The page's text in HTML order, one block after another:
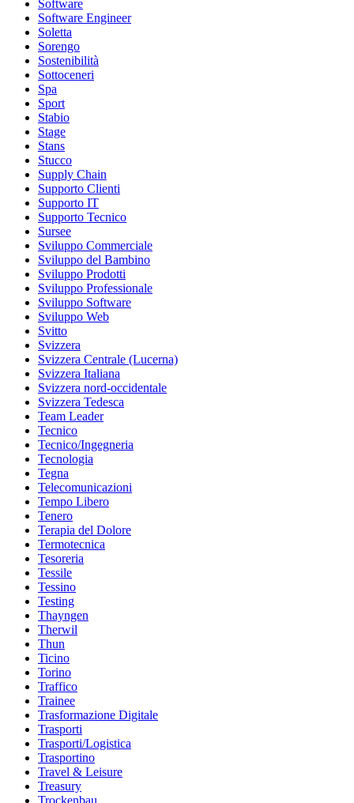
Software
Software Engineer
Soletta
Sorengo
Sostenibilità
Sottoceneri
Spa
Sport
Stabio
Stage
Stans
Stucco
Supply Chain
Supporto Clienti
Supporto IT
Supporto Tecnico
Sursee
Sviluppo Commerciale
Sviluppo del Bambino
Sviluppo Prodotti
Sviluppo Professionale
Sviluppo Software
Sviluppo Web
Svitto
Svizzera
Svizzera Centrale (Lucerna)
Svizzera Italiana
Svizzera nord-occidentale
Svizzera Tedesca
Team Leader
Tecnico
Tecnico/Ingegneria
Tecnologia
Tegna
Telecomunicazioni
Tempo Libero
Tenero
Terapia del Dolore
Termotecnica
Tesoreria
Tessile
Tessino
Testing
Thayngen
Therwil
Thun
Ticino
Torino
Traffico
Trainee
Trasformazione Digitale
Trasporti
Trasporti/Logistica
Trasportino
Travel & Leisure
Treasury